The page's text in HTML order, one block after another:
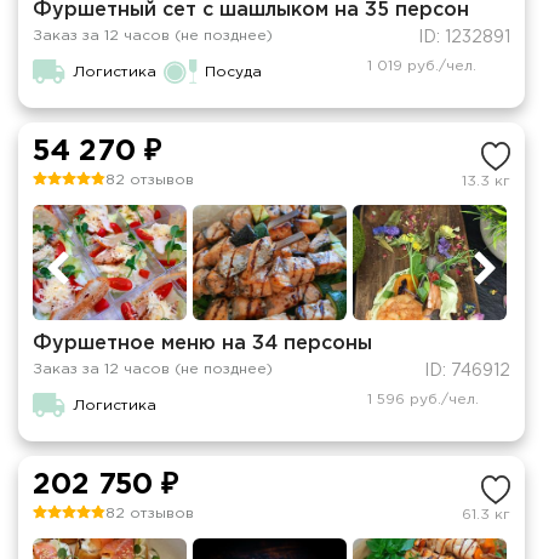
Фуршетный сет с шашлыком на 35 персон
Заказ за 12 часов (не позднее) ID: 1232891
Логистика Посуда 1 019 руб./чел.
54 270 ₽
82 отзывов 13.3 кг
Фуршетное меню на 34 персоны
Заказ за 12 часов (не позднее) ID: 746912
Логистика 1 596 руб./чел.
202 750 ₽
82 отзывов 61.3 кг